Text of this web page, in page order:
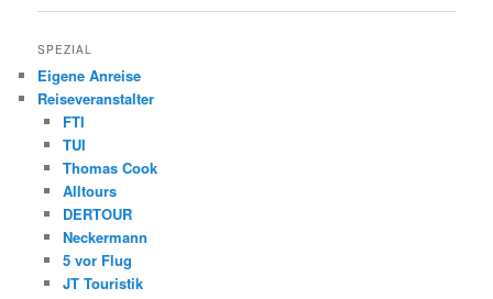
SPEZIAL
Eigene Anreise
Reiseveranstalter
FTI
TUI
Thomas Cook
Alltours
DERTOUR
Neckermann
5 vor Flug
JT Touristik